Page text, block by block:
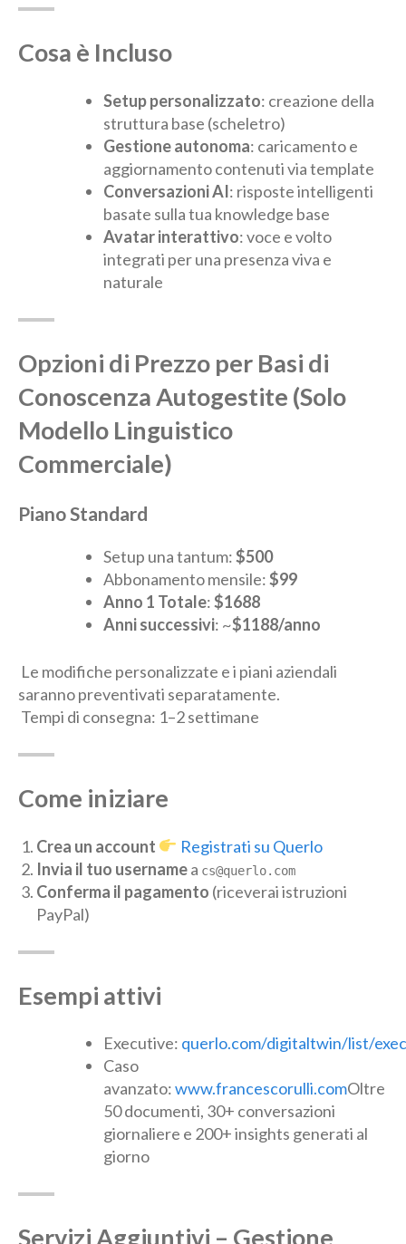
Cosa è Incluso
Setup personalizzato: creazione della
struttura base (scheletro)
Gestione autonoma: caricamento e
aggiornamento contenuti via template
Conversazioni AI: risposte intelligenti
basate sulla tua knowledge base
Avatar interattivo: voce e volto
integrati per una presenza viva e
naturale
Opzioni di Prezzo per Basi di
Conoscenza Autogestite (Solo
Modello Linguistico
Commerciale)
Piano Standard
Setup una tantum:$500
Abbonamento mensile:$99
Anno 1 Totale:$1688
Anni successivi: ~$1188/anno
Le modifiche personalizzate e i piani aziendali
saranno preventivati separatamente.
Tempi di consegna: 1–2 settimane
Come iniziare
Crea un account
Registrati su Querlo
Invia il tuo usernamea cs@querlo.com
Conferma il pagamento (riceverai istruzioni
PayPal)
Esempi attivi
Executive: querlo.com/digitaltwin/list/
Caso
avanzato:www.francescorulli.comOltre
50 documenti, 30+ conversazioni
giornaliere e 200+ insights generati al
giorno
Servizi Aggiuntivi – Gestione